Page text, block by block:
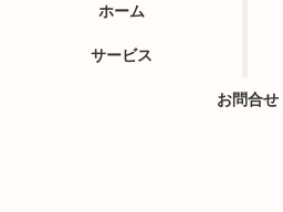
ホーム
サービス
お問合せ